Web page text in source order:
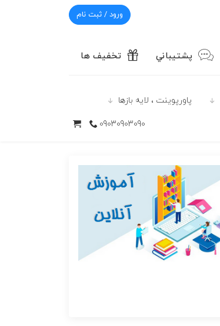
ورود / ثبت نام
پشتيباني تخفیف ها
پاورپوينت ، لایه بازها
09030903090